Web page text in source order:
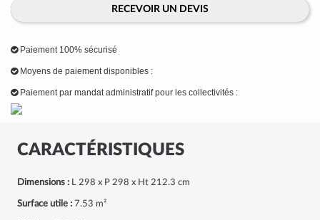
CARACTÉRISTIQUES
Dimensions : L 298 x P 298 x Ht 212.3 cm
Surface utile : 7.53 m²
RECEVOIR UN DEVIS
Paiement 100% sécurisé
Moyens de paiement disponibles :
Paiement par mandat administratif pour les collectivités :